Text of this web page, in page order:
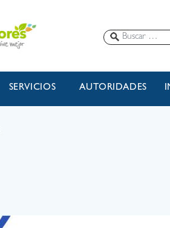
SERVICIOS AUTORIDADES